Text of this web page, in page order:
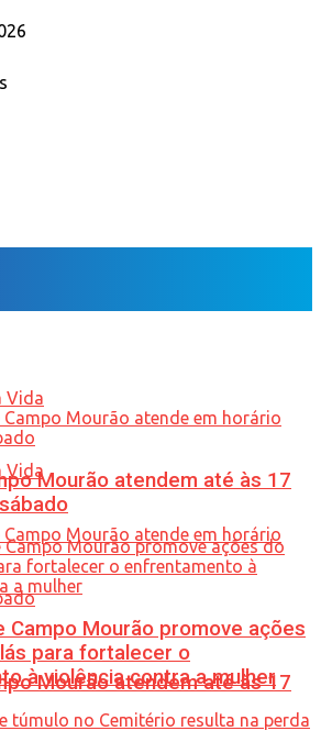
Vida
Mourão atendem até às 17
Vida
Mourão atendem até às 17
Campo Mourão promove ações
para fortalecer o
à violência contra a mulher